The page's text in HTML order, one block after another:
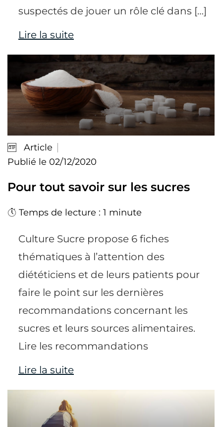
suspectés de jouer un rôle clé dans […]
Lire la suite
Article
Publié le 02/12/2020
Pour tout savoir sur les sucres
Temps de lecture : 1 minute
Culture Sucre propose 6 fiches
thématiques à l’attention des
diététiciens et de leurs patients pour
faire le point sur les dernières
recommandations concernant les
sucres et leurs sources alimentaires.
Lire les recommandations
Lire la suite